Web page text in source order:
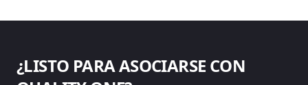
¿LISTO PARA ASOCIARSE CON